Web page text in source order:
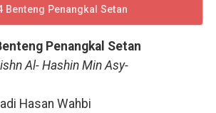
Benteng Penangkal Setan
Penangkal Setan
Al- Hashin Min Asy-
Hasan Wahbi